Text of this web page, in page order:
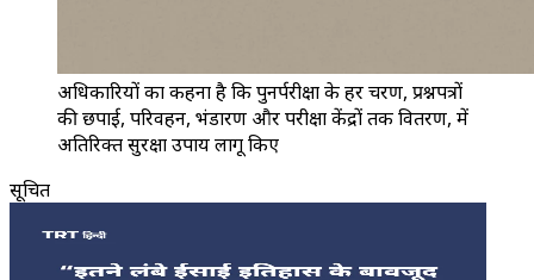
अधिकारियों का कहना है कि पुनर्परीक्षा के हर चरण, प्रश्नपत्रों
की छपाई, परिवहन, भंडारण और परीक्षा केंद्रों तक वितरण, में
अतिरिक्त सुरक्षा उपाय लागू किए
सूचित